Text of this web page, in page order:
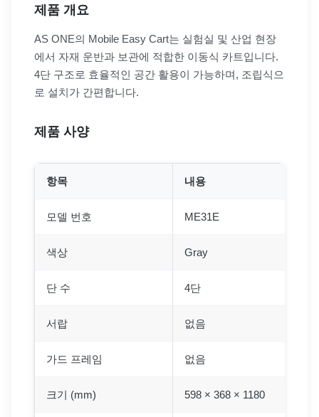
제품 개요
AS ONE의 Mobile Easy Cart는 실험실 및 산업 현장
에서 자재 운반과 보관에 적합한 이동식 카트입니다.
4단 구조로 효율적인 공간 활용이 가능하며, 조립식으
로 설치가 간편합니다.
제품 사양
항목 내용
모델 번호 ME31E
색상 Gray
단 수 4단
서랍 없음
가드 프레임 없음
크기 (mm) 598 × 368 × 1180